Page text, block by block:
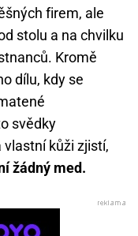
firem, ale
stolu a na chvilku
Kromě
dílu, kdy se
svědky
kůži zjistí,
žádný med.